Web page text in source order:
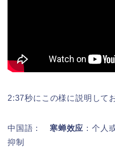
2:37秒にこの様に説明して
中国語： 寒蝉效应 ：个人
抑制